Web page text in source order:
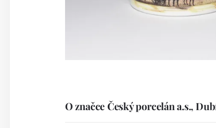
O značce Český porcelán a.s.,